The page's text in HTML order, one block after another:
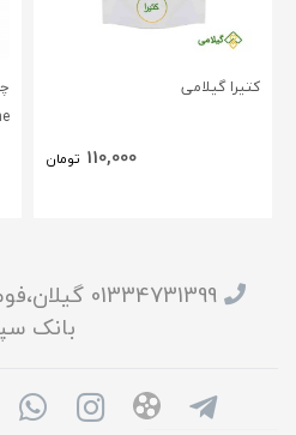
کتیرا گیلامی
110,000 تومان
)
بانک